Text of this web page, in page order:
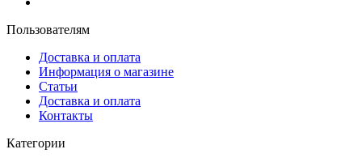
Пользователям
Доставка и оплата
Информация о магазине
Статьи
Доставка и оплата
Контакты
Категории